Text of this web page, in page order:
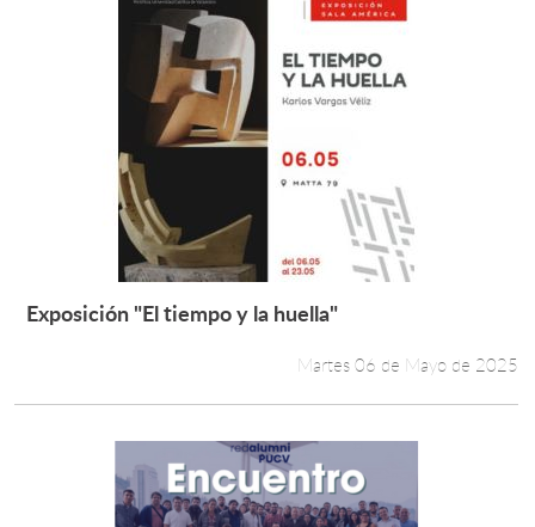
Exposición "El tiempo y la huella"
Martes 06 de Mayo de 2025